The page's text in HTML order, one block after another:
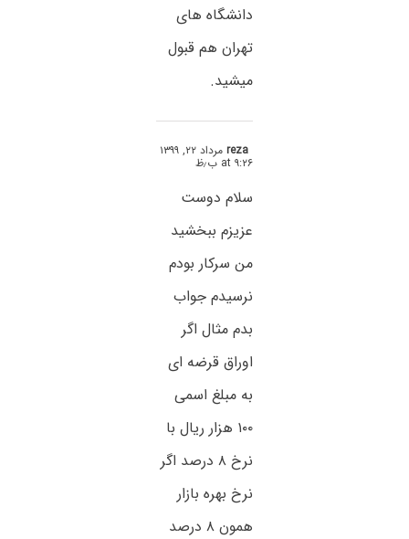
دانشگاه های
تهران هم قبول
میشید.
reza مرداد ۲۲, ۱۳۹۹
at ۹:۲۶ ب٫ظ
سلام دوست
عزیزم ببخشید
من سرکار بودم
نرسیدم جواب
بدم مثال اگر
اوراق قرضه ای
به مبلغ اسمی
۱۰۰ هزار ریال با
نرخ ۸ درصد اگر
نرخ بهره بازار
همون ۸ درصد